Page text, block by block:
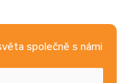
společně s námi